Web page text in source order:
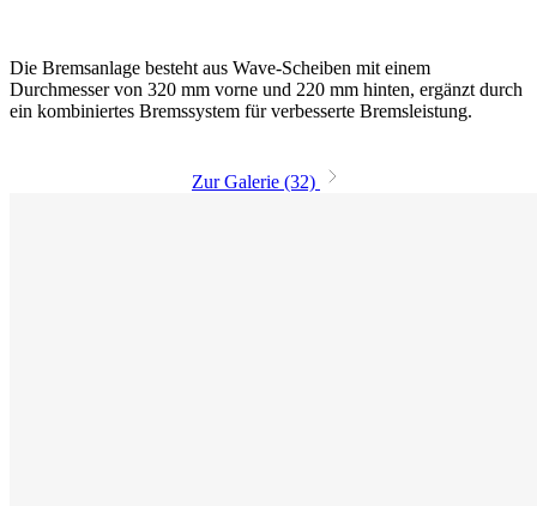
Die Bremsanlage besteht aus Wave-Scheiben mit einem
Durchmesser von 320 mm vorne und 220 mm hinten, ergänzt durch
ein kombiniertes Bremssystem für verbesserte Bremsleistung.
Zur Galerie (32)